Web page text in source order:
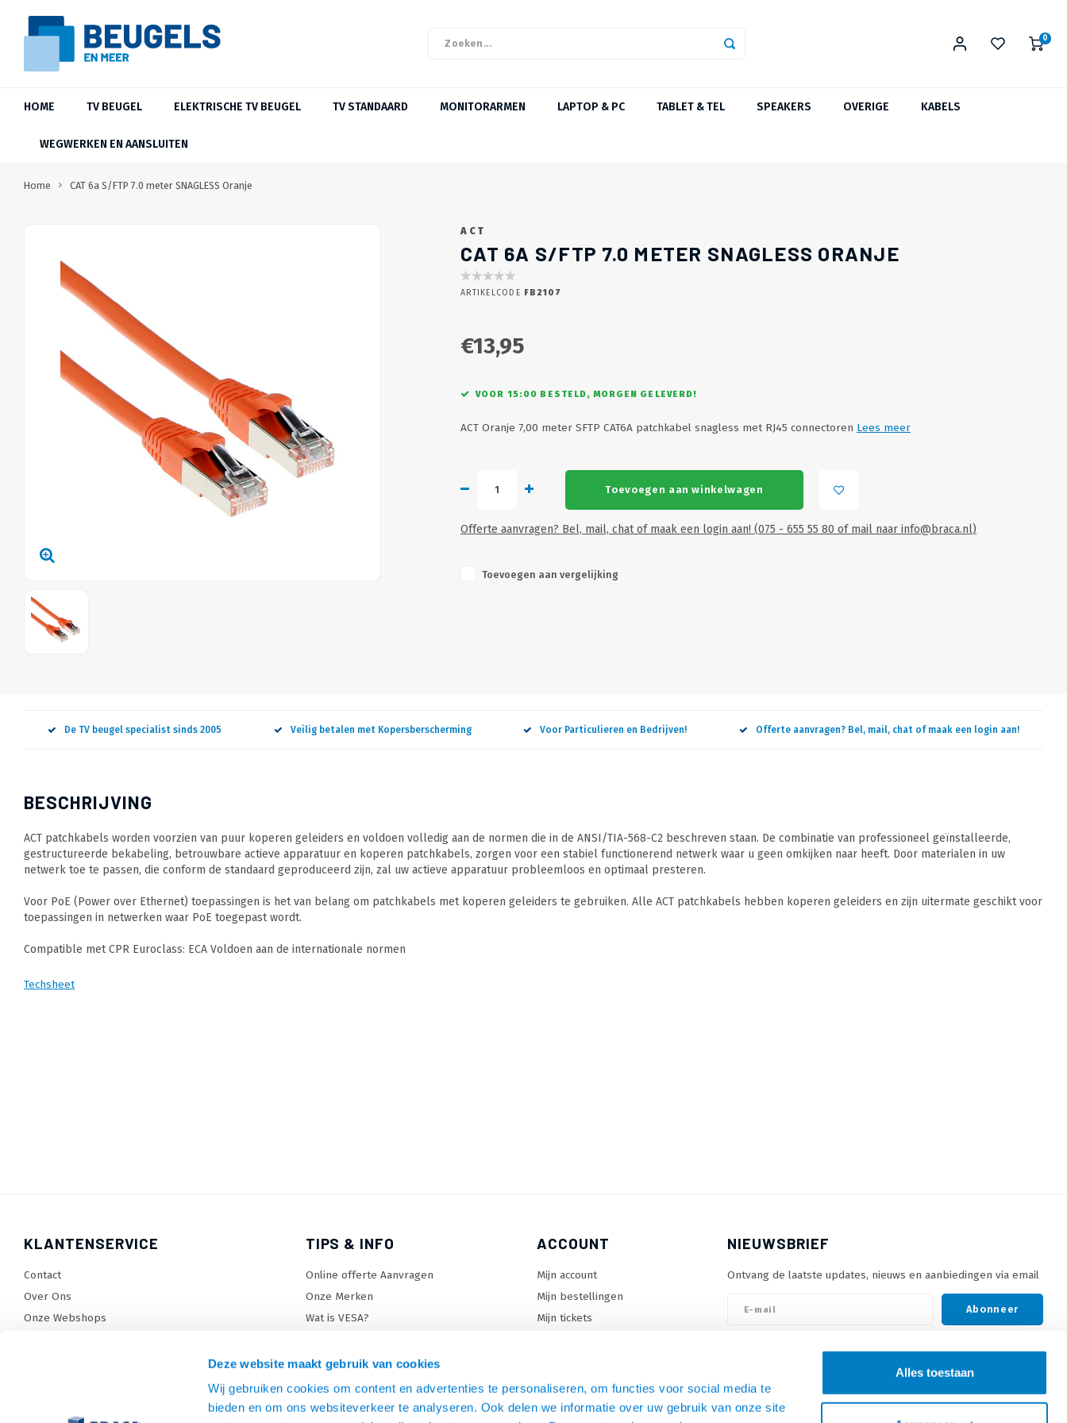
Deze website maakt gebruik van cookies
Wij gebruiken cookies om content en advertenties te personaliseren, om functies voor social media te
bieden en om ons websiteverkeer te analyseren. Ook delen we informatie over uw gebruik van onze site
Alles toestaan
0
HOME TV BEUGEL ELEKTRISCHE TV BEUGEL TV STANDAARD MONITORARMEN LAPTOP & PC TABLET & TEL SPEAKERS OVERIGE KABELS
WEGWERKEN EN AANSLUITEN
Home CAT 6a S/FTP 7.0 meter SNAGLESS Oranje
ACT
CAT 6A S/FTP 7.0 METER SNAGLESS ORANJE
ARTIKELCODE FB2107
€13,95
VOOR 15:00 BESTELD, MORGEN GELEVERD!
ACT Oranje 7,00 meter SFTP CAT6A patchkabel snagless met RJ45 connectoren Lees meer
Toevoegen aan winkelwagen
Offerte aanvragen? Bel, mail, chat of maak een login aan! (075 - 655 55 80 of mail naar info@braca.nl)
Toevoegen aan vergelijking
De TV beugel specialist sinds 2005 Veilig betalen met Kopersberscherming Voor Particulieren en Bedrijven! Offerte aanvragen? Bel, mail, chat of maak een login aan!
BESCHRIJVING
ACT patchkabels worden voorzien van puur koperen geleiders en voldoen volledig aan de normen die in de ANSI/TIA-568-C2 beschreven staan. De combinatie van professioneel geïnstalleerde,
gestructureerde bekabeling, betrouwbare actieve apparatuur en koperen patchkabels, zorgen voor een stabiel functionerend netwerk waar u geen omkijken naar heeft. Door materialen in uw
netwerk toe te passen, die conform de standaard geproduceerd zijn, zal uw actieve apparatuur probleemloos en optimaal presteren.
Voor PoE (Power over Ethernet) toepassingen is het van belang om patchkabels met koperen geleiders te gebruiken. Alle ACT patchkabels hebben koperen geleiders en zijn uitermate geschikt voor
toepassingen in netwerken waar PoE toegepast wordt.
Compatible met CPR Euroclass: ECA Voldoen aan de internationale normen
Techsheet
KLANTENSERVICE
Contact
Over Ons
Onze Webshops
TIPS & INFO
Online offerte Aanvragen
Onze Merken
Wat is VESA?
TV standaard keuzehulp
TV lift keuzehulp
Monitorarm keuzehulp
ACCOUNT
Mijn account
Mijn bestellingen
Mijn tickets
NIEUWSBRIEF
Ontvang de laatste updates, nieuws en aanbiedingen via email
Abonneer